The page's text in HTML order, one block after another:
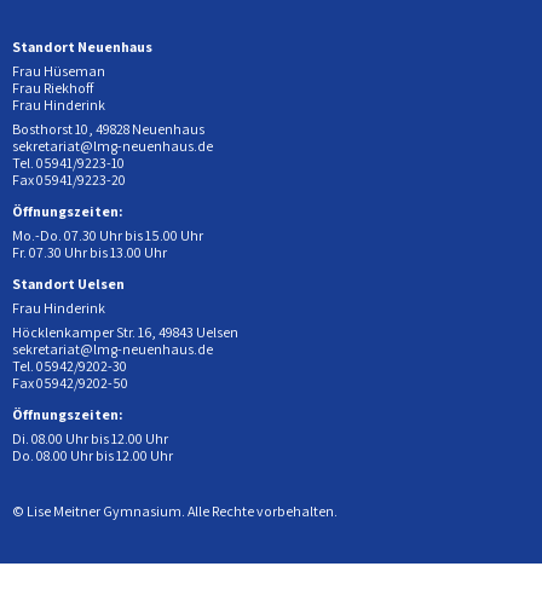
Standort Neuenhaus
Frau Hüseman
Frau Riekhoff
Frau Hinderink
Bosthorst 10, 49828 Neuenhaus
sekretariat@lmg-neuenhaus.de
Tel. 05941/9223-10
Fax 05941/9223-20
Öffnungszeiten:
Mo.-Do. 07.30 Uhr bis 15.00 Uhr
Fr. 07.30 Uhr bis 13.00 Uhr
Standort Uelsen
Frau Hinderink
Höcklenkamper Str. 16, 49843 Uelsen
sekretariat@lmg-neuenhaus.de
Tel. 05942/9202-30
Fax 05942/9202-50
Öffnungszeiten:
Di. 08.00 Uhr bis 12.00 Uhr
Do. 08.00 Uhr bis 12.00 Uhr
© Lise Meitner Gymnasium. Alle Rechte vorbehalten.